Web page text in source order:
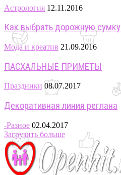
Астрология 12.11.2016
Как выбрать дорожную сумку
Мода и креатив 21.09.2016
ПАСХАЛЬНЫЕ ПРИМЕТЫ
Праздники 08.07.2017
Декоративная линия реглана
-Разное 02.04.2017
Загрузить больше